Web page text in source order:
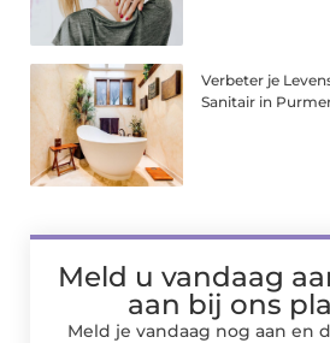
Verbeter je
Sanitair in
Meld u vandaag
aan bij ons
Meld je vandaag nog aan en